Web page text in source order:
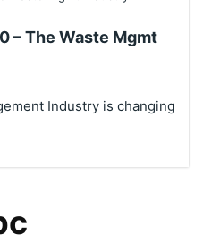
– The Waste Mgmt
Industry is changing